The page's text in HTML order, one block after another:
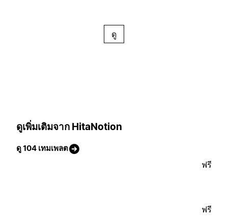
ดู
ดูเพิ่มเติมจาก HitaNotion
ดู 104 เทมเพลต
ฟรี
ฟรี